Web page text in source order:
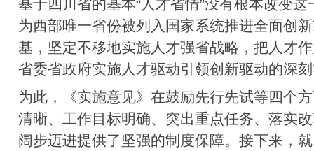
基于四川省的基本“人才省情”没有根本改变
为西部唯一省份被列入国家系统推进全面创
基，坚定不移地实施人才强省战略，把人才
省委省政府实施人才驱动引领创新驱动的深
为此，《实施意见》在鼓励先行先试等四个
清晰、工作目标明确、突出重点任务、落实
阔步迈进提供了坚强的制度保障。接下来，